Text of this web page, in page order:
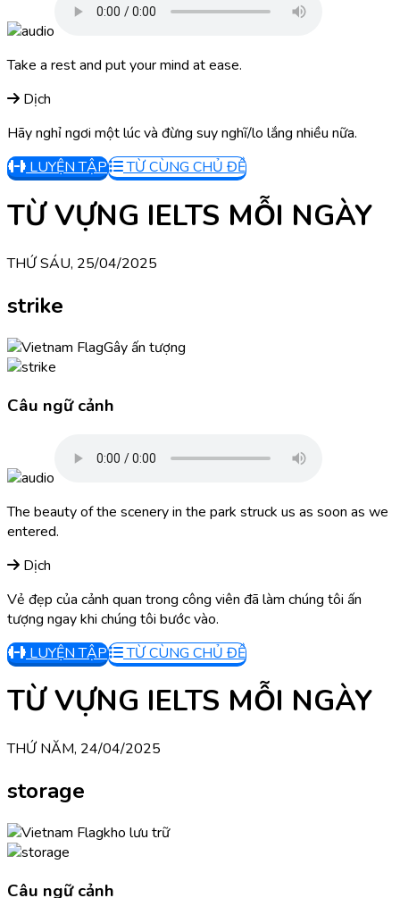
Take a rest and put your mind at ease.
Dịch
Hãy nghỉ ngơi một lúc và đừng suy nghĩ/lo lắng nhiều nữa.
LUYỆN TẬP
TỪ CÙNG CHỦ ĐỀ
TỪ VỰNG IELTS MỖI NGÀY
THỨ SÁU, 25/04/2025
strike
Gây ấn tượng
Câu ngữ cảnh
The beauty of the scenery in the park struck us as soon as we
entered.
Dịch
Vẻ đẹp của cảnh quan trong công viên đã làm chúng tôi ấn
tượng ngay khi chúng tôi bước vào.
LUYỆN TẬP
TỪ CÙNG CHỦ ĐỀ
TỪ VỰNG IELTS MỖI NGÀY
THỨ NĂM, 24/04/2025
storage
kho lưu trữ
Câu ngữ cảnh